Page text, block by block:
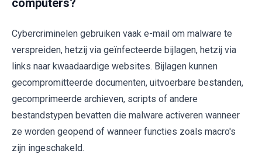
Cybercriminelen gebruiken vaak e-mail om malware te
verspreiden, hetzij via geïnfecteerde bijlagen, hetzij via
links naar kwaadaardige websites. Bijlagen kunnen
gecompromitteerde documenten, uitvoerbare bestanden,
gecomprimeerde archieven, scripts of andere
bestandstypen bevatten die malware activeren wanneer
ze worden geopend of wanneer functies zoals macro's
zijn ingeschakeld.